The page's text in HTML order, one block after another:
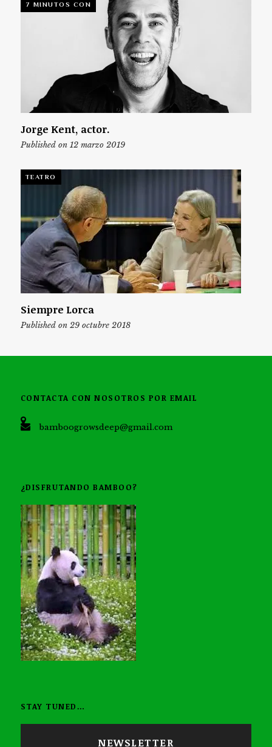
7 MINUTOS CON
Jorge Kent, actor.
Published on 12 marzo 2019
TEATRO
Siempre Lorca
Published on 29 octubre 2018
CONTACTA CON NOSOTROS POR EMAIL
bamboogrowsdeep@gmail.com
¿DISFRUTANDO BAMBOO?
STAY TUNED…
NEWSLETTER